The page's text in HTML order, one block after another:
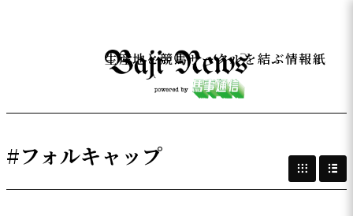
生産地と競馬サークルを結ぶ情報紙
#フォルキャップ